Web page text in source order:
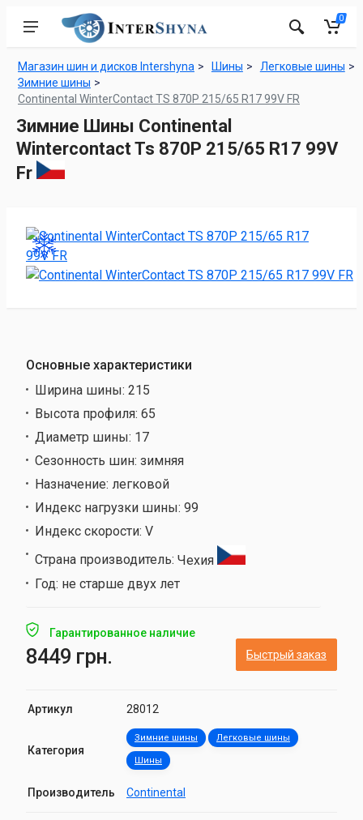
0
Магазин шин и дисков Intershyna Шины
Легковые шины
Зимние шины
Continental WinterContact TS 870P 215/65 R17 99V FR
Зимние Шины Continental
Wintercontact Ts 870P 215/65 R17 99V
Fr
Основные характеристики
Ширина шины: 215
Высота профиля: 65
Диаметр шины: 17
Сезонность шин: зимняя
Назначение: легковой
Индекс нагрузки шины: 99
Индекс скорости: V
Страна производитель: Чехия
Год: не старше двух лет
Гарантированное наличие
8449 грн. Быстрый заказ
Артикул 28012
Категория
Зимние шины Легковые шины
Шины
Производитель Continental